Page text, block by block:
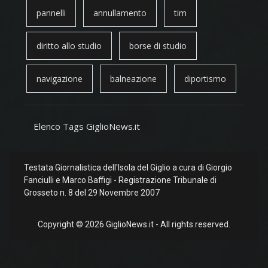
pannelli annullamento tim
diritto allo studio borse di studio
navigazione balneazione diportismo
Elenco Tags GiglioNews.it
Testata Giornalistica dell'Isola del Giglio a cura di Giorgio
Fanciulli e Marco Baffigi - Registrazione Tribunale di
Grosseto n. 8 del 29 Novembre 2007
Copyright © 2026 GiglioNews.it - All rights reserved.